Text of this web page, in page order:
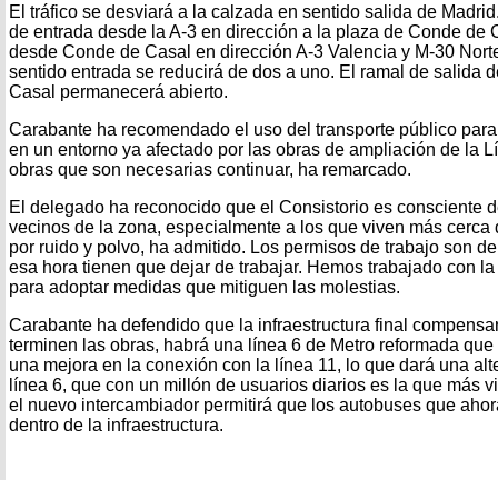
El tráfico se desviará a la calzada en sentido salida de
de entrada desde la A-3 en dirección a la plaza de Conde de
desde Conde de Casal en dirección A-3 Valencia y M-30
sentido entrada se reducirá de dos a uno. El ramal de salida
Casal permanecerá abierto.
Carabante ha recomendado el uso del transporte público
en un entorno ya afectado por las obras de ampliación de la
obras que son necesarias continuar, ha remarcado.
El delegado ha reconocido que el Consistorio es consciente
vecinos de la zona, especialmente a los que viven más
por ruido y polvo, ha admitido. Los permisos de trabajo son
esa hora tienen que dejar de trabajar. Hemos trabajado con
para adoptar medidas que mitiguen las molestias.
Carabante ha defendido que la infraestructura final
terminen las obras, habrá una línea 6 de Metro reformada
una mejora en la conexión con la línea 11, lo que dará una
línea 6, que con un millón de usuarios diarios es la que más
el nuevo intercambiador permitirá que los autobuses que
dentro de la infraestructura.